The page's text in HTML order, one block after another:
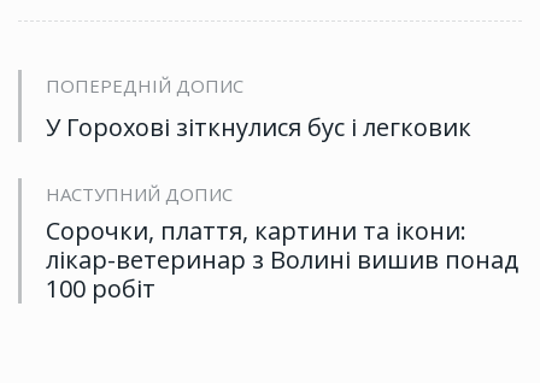
ПОПЕРЕДНІЙ ДОПИС
У Горохові зіткнулися бус і легковик
НАСТУПНИЙ ДОПИС
Сорочки, плаття, картини та ікони:
лікар-ветеринар з Волині вишив понад
100 робіт